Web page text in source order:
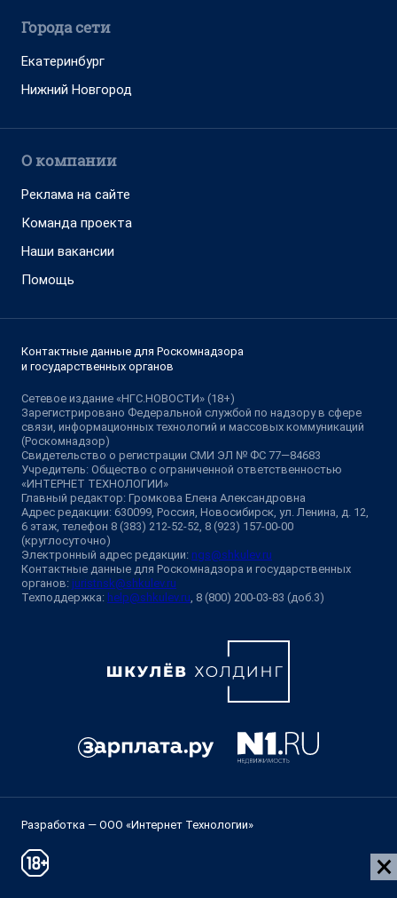
Города сети
Екатеринбург
Нижний Новгород
О компании
Реклама на сайте
Команда проекта
Наши вакансии
Помощь
Контактные данные для Роскомнадзора
и государственных органов
Сетевое издание «НГС.НОВОСТИ» (18+)
Зарегистрировано Федеральной службой по надзору в сфере
связи, информационных технологий и массовых коммуникаций
(Роскомнадзор)
Свидетельство о регистрации СМИ ЭЛ № ФС 77—84683
Учредитель: Общество с ограниченной ответственностью
«ИНТЕРНЕТ ТЕХНОЛОГИИ»
Главный редактор: Громкова Елена Александровна
Адрес редакции: 630099, Россия, Новосибирск, ул. Ленина, д. 12,
6 этаж, телефон 8 (383) 212-52-52, 8 (923) 157-00-00
(круглосуточно)
Электронный адрес редакции: ngs@shkulev.ru
Контактные данные для Роскомнадзора и государственных
органов: juristnsk@shkulev.ru
Техподдержка: help@shkulev.ru , 8 (800) 200-03-83 (доб.3)
Разработка — ООО «Интернет Технологии»